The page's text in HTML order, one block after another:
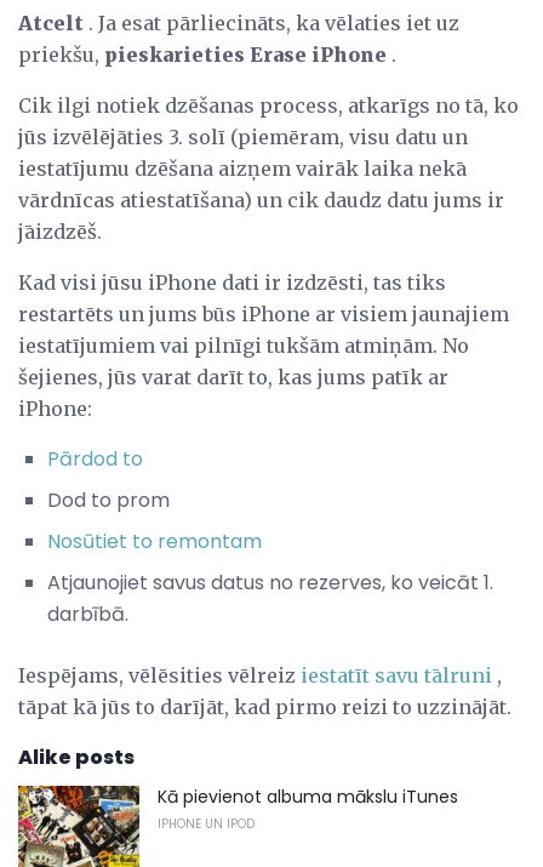
Atcelt . Ja esat pārliecināts, ka vēlaties iet uz
priekšu, pieskarieties Erase iPhone .
Cik ilgi notiek dzēšanas process, atkarīgs no tā, ko
jūs izvēlējāties 3. solī (piemēram, visu datu un
iestatījumu dzēšana aizņem vairāk laika nekā
vārdnīcas atiestatīšana) un cik daudz datu jums ir
jāizdzēš.
Kad visi jūsu iPhone dati ir izdzēsti, tas tiks
restartēts un jums būs iPhone ar visiem jaunajiem
iestatījumiem vai pilnīgi tukšām atmiņām. No
šejienes, jūs varat darīt to, kas jums patīk ar
iPhone:
Pārdod to
Dod to prom
Nosūtiet to remontam
Atjaunojiet savus datus no rezerves, ko veicāt 1.
darbībā.
Iespējams, vēlēsities vēlreiz iestatīt savu tālruni ,
tāpat kā jūs to darījāt, kad pirmo reizi to uzzinājāt.
Alike posts
Kā pievienot albuma mākslu iTunes
IPHONE UN IPOD